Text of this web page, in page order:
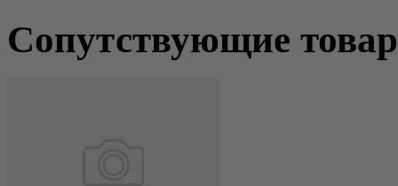
Сопутствующие